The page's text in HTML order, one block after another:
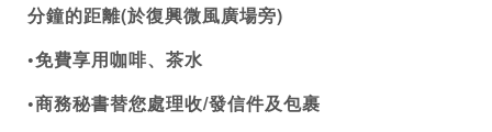
分鐘的距離(於復興微風廣場旁)
•免費享用咖啡、茶水
•商務秘書替您處理收/發信件及包裹